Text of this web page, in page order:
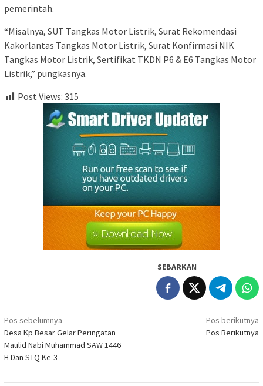
pemerintah.
“Misalnya, SUT Tangkas Motor Listrik, Surat Rekomendasi
Kakorlantas Tangkas Motor Listrik, Surat Konfirmasi NIK
Tangkas Motor Listrik, Sertifikat TKDN P6 & E6 Tangkas Motor
Listrik,” pungkasnya.
Post Views: 315
SEBARKAN
Navigasi
pos
Pos sebelumnya
Desa Kp Besar Gelar Peringatan
Maulid Nabi Muhammad SAW 1446
H Dan STQ Ke-3
Pos berikutnya
Pos Berikutnya